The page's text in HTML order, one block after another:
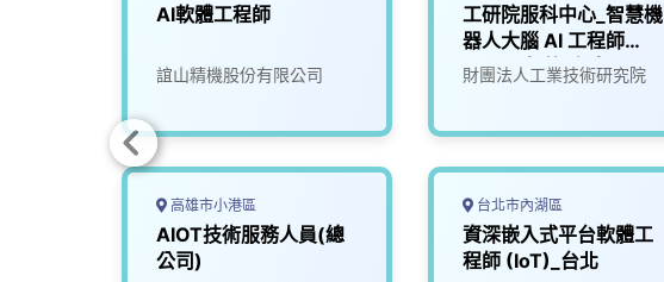
AI軟體工程師
誼山精機股份有限公司
高雄市小港區
AIOT技術服務人員(總
公司)
工研院服科中心_智慧機
器人大腦 AI 工程師
(A000新竹/台南)
財團法人工業技術研究院
台北市內湖區
資深嵌入式平台軟體工
程師 (IoT)_台北